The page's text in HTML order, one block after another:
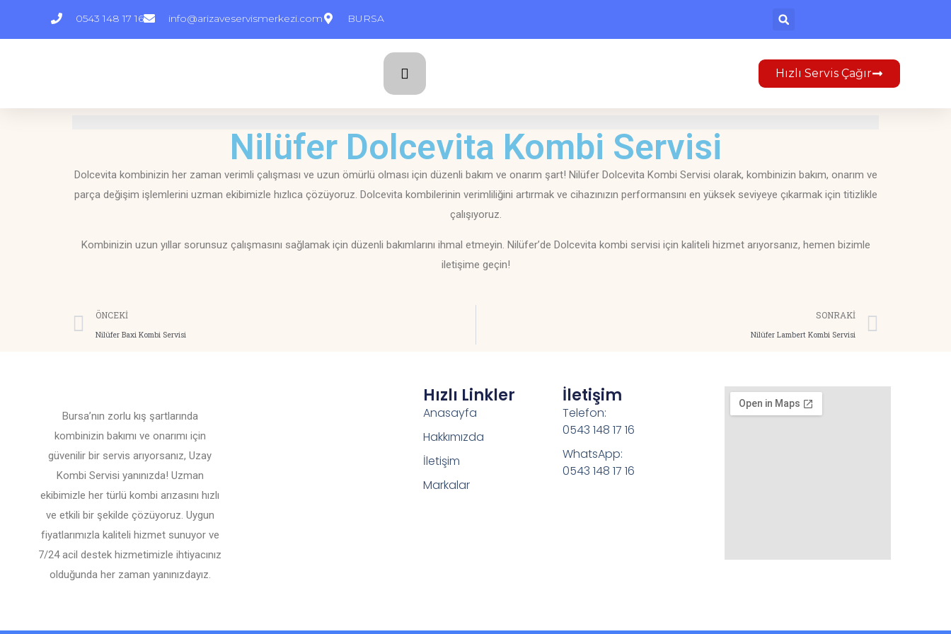
0543 148 17 16 info@arizaveservismerkezi.com BURSA
Hızlı Servis Çağır
Nilüfer Dolcevita Kombi Servisi
Dolcevita kombinizin her zaman verimli çalışması ve uzun ömürlü olması için düzenli bakım ve onarım şart! Nilüfer Dolcevita Kombi Servisi olarak, kombinizin bakım, onarım ve
parça değişim işlemlerini uzman ekibimizle hızlıca çözüyoruz. Dolcevita kombilerinin verimliliğini artırmak ve cihazınızın performansını en yüksek seviyeye çıkarmak için titizlikle
çalışıyoruz.
Kombinizin uzun yıllar sorunsuz çalışmasını sağlamak için düzenli bakımlarını ihmal etmeyin. Nilüfer’de Dolcevita kombi servisi için kaliteli hizmet arıyorsanız, hemen bizimle
iletişime geçin!
ÖNCEKI
Nilüfer Baxi Kombi Servisi
SONRAKI
Nilüfer Lambert Kombi Servisi
Bursa’nın zorlu kış şartlarında
kombinizin bakımı ve onarımı için
güvenilir bir servis arıyorsanız, Uzay
Kombi Servisi yanınızda! Uzman
ekibimizle her türlü kombi arızasını hızlı
ve etkili bir şekilde çözüyoruz. Uygun
fiyatlarımızla kaliteli hizmet sunuyor ve
7/24 acil destek hizmetimizle ihtiyacınız
olduğunda her zaman yanınızdayız.
Hızlı Linkler
Anasayfa
Hakkımızda
İletişim
Markalar
İletişim
Telefon:
0543 148 17 16
WhatsApp:
0543 148 17 16